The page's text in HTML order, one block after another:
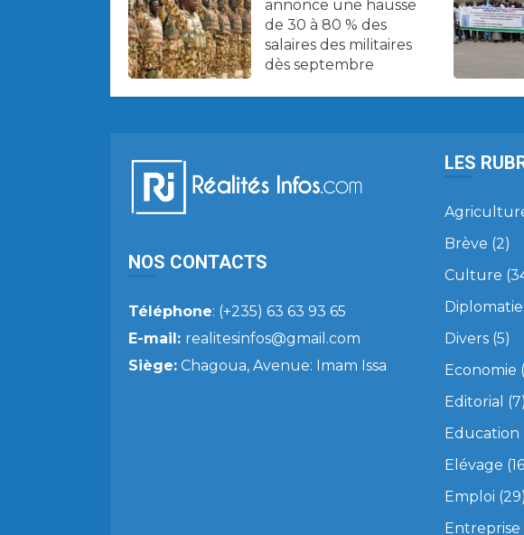
annonce une hausse
de 30 à 80 % des
salaires des militaires
dès septembre
NOS CONTACTS
Téléphone: (+235) 63 63 93 65
E-mail: realitesinfos@gmail.com
Siège: Chagoua, Avenue: Imam Issa
LES
Brève (2)
Culture
Diplomatie
Divers(5)
Economie
Editorial (7)
Education
Elévage
Emploi (29)
Entreprise